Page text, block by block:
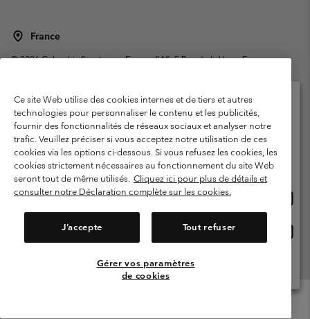
France
©2026Columbia Sportswear Europe SAS. 5 Rue de la Haye, Espace
Garanties Légales
Politique de confidentialité
Conditions d'utilisation - Membres
Conditions D'utilisation - Contenu généré par l'utilisateur
Impressum
Cookies
Public CBCR
Ce site Web utilise des cookies internes et de tiers et autres
technologies pour personnaliser le contenu et les publicités,
fournir des fonctionnalités de réseaux sociaux et analyser notre
trafic. Veuillez préciser si vous acceptez notre utilisation de ces
cookies via les options ci-dessous. Si vous refusez les cookies, les
cookies strictement nécessaires au fonctionnement du site Web
seront tout de même utilisés. Cliquez ici pour plus de détails et
consulter notre Déclaration complète sur les cookies.
J’accepte Tout refuser
Gérer vos paramètres
de cookies
Veuillez sélectionner votre pays d’expédition et
votre langue
Achats en ligne disponibles
United States
ligne
France
Voir Tous Les Pays